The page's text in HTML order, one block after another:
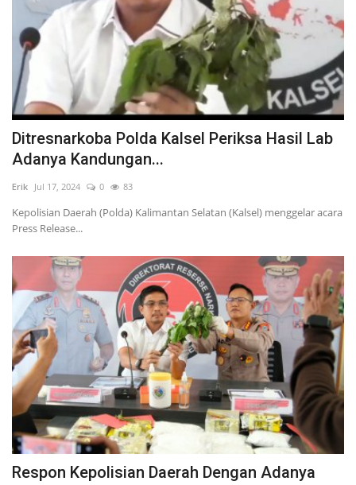
Ditresnarkoba Polda Kalsel Periksa Hasil Lab
Adanya Kandungan...
Erik Jul 17, 2024 0 83
Kepolisian Daerah (Polda) Kalimantan Selatan (Kalsel) menggelar acara
Press Release...
Respon Kepolisian Daerah Dengan Adanya